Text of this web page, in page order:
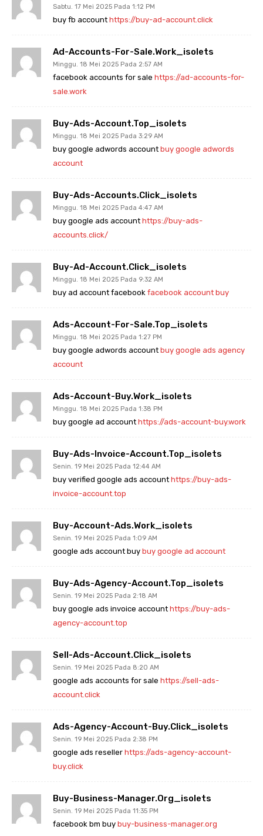
Sabtu. 17 Mei 2025 Pada 1:12 PM
buy fb account https://buy-ad-account.click
Ad-Accounts-For-Sale.work_isolets
Minggu. 18 Mei 2025 Pada 2:57 AM
facebook accounts for sale https://ad-accounts-for-
sale.work
Buy-Ads-Account.top_isolets
Minggu. 18 Mei 2025 Pada 3:29 AM
buy google adwords account buy google adwords
account
Buy-Ads-Accounts.click_isolets
Minggu. 18 Mei 2025 Pada 4:47 AM
buy google ads account https://buy-ads-
accounts.click/
Buy-Ad-Account.click_isolets
Minggu. 18 Mei 2025 Pada 9:32 AM
buy ad account facebook facebook account buy
Ads-Account-For-Sale.top_isolets
Minggu. 18 Mei 2025 Pada 1:27 PM
buy google adwords account buy google ads agency
account
Ads-Account-Buy.work_isolets
Minggu. 18 Mei 2025 Pada 1:38 PM
buy google ad account https://ads-account-buy.work
Buy-Ads-Invoice-Account.top_isolets
Senin. 19 Mei 2025 Pada 12:44 AM
buy verified google ads account https://buy-ads-
invoice-account.top
Buy-Account-Ads.work_isolets
Senin. 19 Mei 2025 Pada 1:09 AM
google ads account buy buy google ad account
Buy-Ads-Agency-Account.top_isolets
Senin. 19 Mei 2025 Pada 2:18 AM
buy google ads invoice account https://buy-ads-
agency-account.top
Sell-Ads-Account.click_isolets
Senin. 19 Mei 2025 Pada 8:20 AM
google ads accounts for sale https://sell-ads-
account.click
Ads-Agency-Account-Buy.click_isolets
Senin. 19 Mei 2025 Pada 2:38 PM
google ads reseller https://ads-agency-account-
buy.click
Buy-Business-Manager.org_isolets
Senin. 19 Mei 2025 Pada 11:35 PM
facebook bm buy buy-business-manager.org